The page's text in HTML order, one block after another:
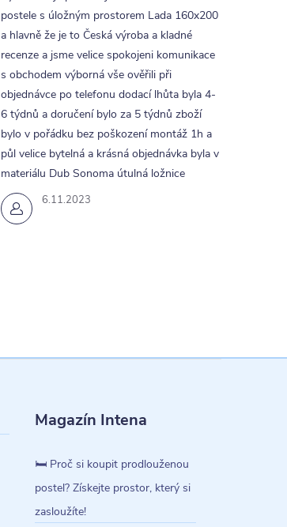
6.11.2023
postele s úložným prostorem Lada 160x200
a hlavně že je to Česká výroba a kladné
recenze a jsme velice spokojeni komunikace
s obchodem výborná vše ověřili při
objednávce po telefonu dodací lhůta byla 4-
6 týdnů a doručení bylo za 5 týdnů zboží
bylo v pořádku bez poškození montáž 1h a
půl velice bytelná a krásná objednávka byla v
materiálu Dub Sonoma útulná ložnice
Magazín Intena
🛏️ Proč si koupit prodlouženou
postel? Získejte prostor, který si
zasloužíte!